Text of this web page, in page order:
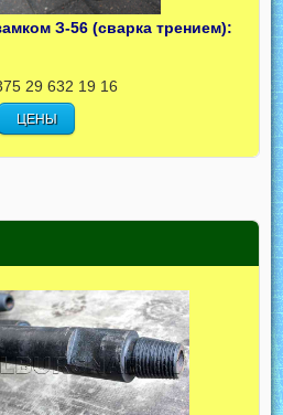
З-56 (сварка трением):
29 632 19 16
ЦЕНЫ